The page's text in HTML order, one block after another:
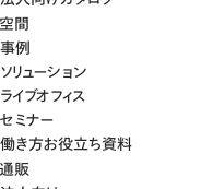
空間
事例
ソリューション
ライブオフィス
セミナー
働き方お役立ち資料
通販